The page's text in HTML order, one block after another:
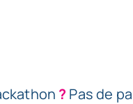
? Pas de